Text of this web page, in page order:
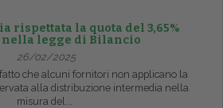
rispettata la quota del 3,65%
nella legge di Bilancio
26/02/2025
che alcuni fornitori non applicano la
alla distribuzione intermedia nella
misura del...